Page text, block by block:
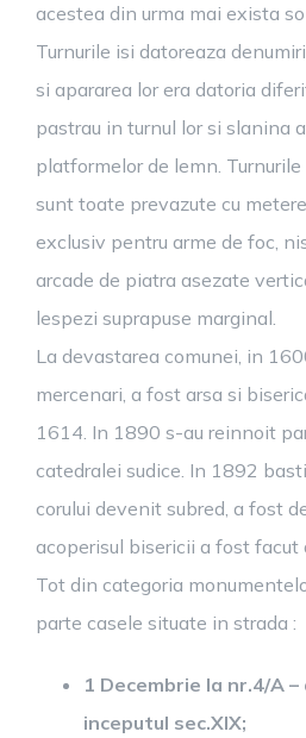
acestea din urma mai exista
Turnurile isi datoreaza
si apararea lor era datoria
pastrau in turnul lor si slanina
platformelor de lemn.
sunt toate prevazute cu
exclusiv pentru arme de foc,
arcade de piatra asezate
lespezi suprapuse marginal.
La devastarea comunei, in
mercenari, a fost arsa si
1614. In 1890 s-au reinnoit
catedralei sudice. In 1892
corului devenit subred, a fost
acoperisul bisericii a fost facut
Tot din categoria
parte casele situate in strada :
1 Decembrie la nr.4/A
inceputul sec.XIX;